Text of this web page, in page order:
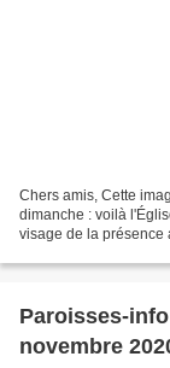
Chers amis, Cette
dimanche : voilà
visage de la présence
Paroisses-
novembre